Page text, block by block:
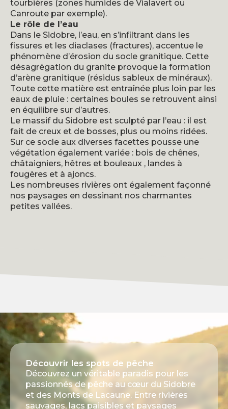
tourbières (zones humides de Vialavert ou
Canroute par exemple).
Le rôle de l’eau
Dans le Sidobre, l’eau, en s’infiltrant dans les
fissures et les diaclases (fractures), accentue le
phénomène d’érosion du socle granitique. Cette
désagrégation du granite provoque la formation
d’arène granitique (résidus sableux de minéraux).
Toute cette matière est entraînée plus loin par les
eaux de pluie : certaines boules se retrouvent ainsi
en équilibre sur d’autres.
Le massif du Sidobre est sculpté par l’eau : il est
fait de creux et de bosses, plus ou moins ridées.
Sur ce socle aux diverses facettes pousse une
végétation également variée : bois de chênes,
châtaigniers, hêtres et bouleaux , landes à
fougères et à ajoncs.
Les nombreuses rivières ont également façonné
nos paysages en dessinant nos charmantes
petites vallées.
Découvrir les spots de pêche
Découvrez un véritable paradis pour les
passionnés de pêche au cœur du Sidobre
et des Monts de Lacaune. Entre rivières
sauvages, lacs paisibles et paysages